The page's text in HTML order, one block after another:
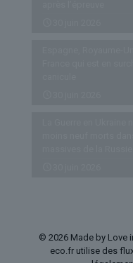
© 2026 Made by Love
eco.fr utilise des